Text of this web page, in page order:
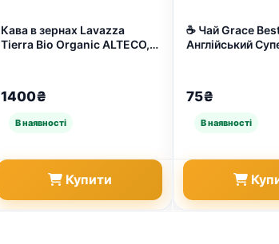
Кава в зернах Lavazza
Tierra Bio Organic ALTECO,
1400₴
Купити
☕ Чай Grace
Англійський
75₴